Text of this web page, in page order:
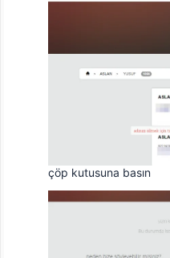
çöp kutusuna basın